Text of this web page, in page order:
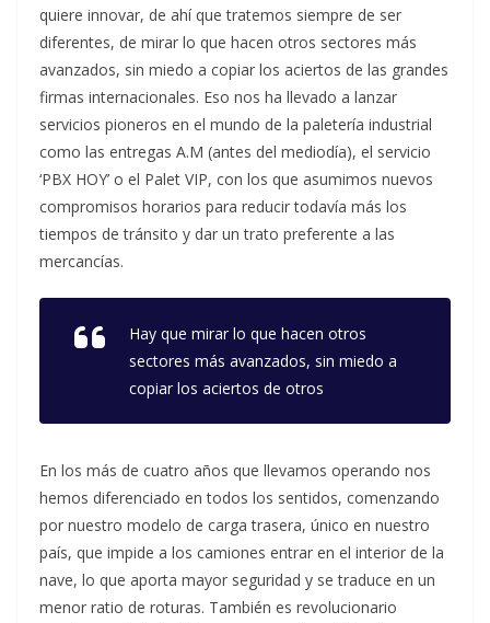
quiere innovar, de ahí que tratemos siempre de ser
diferentes, de mirar lo que hacen otros sectores más
avanzados, sin miedo a copiar los aciertos de las grandes
firmas internacionales. Eso nos ha llevado a lanzar
servicios pioneros en el mundo de la paletería industrial
como las entregas A.M (antes del mediodía), el servicio
‘PBX HOY’ o el Palet VIP, con los que asumimos nuevos
compromisos horarios para reducir todavía más los
tiempos de tránsito y dar un trato preferente a las
mercancías.
Hay que mirar lo que hacen otros
sectores más avanzados, sin miedo a
copiar los aciertos de otros
En los más de cuatro años que llevamos operando nos
hemos diferenciado en todos los sentidos, comenzando
por nuestro modelo de carga trasera, único en nuestro
país, que impide a los camiones entrar en el interior de la
nave, lo que aporta mayor seguridad y se traduce en un
menor ratio de roturas. También es revolucionario